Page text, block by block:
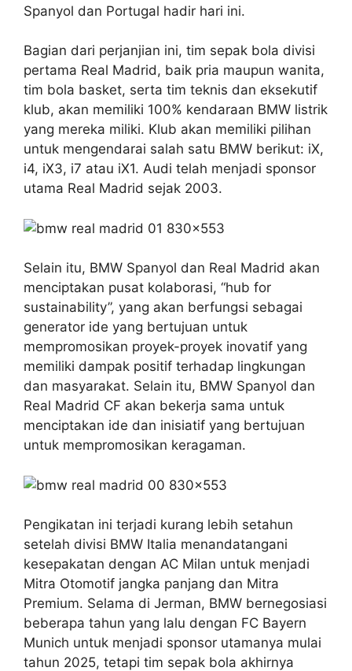
Spanyol dan Portugal hadir hari ini.
Bagian dari perjanjian ini, tim sepak bola divisi
pertama Real Madrid, baik pria maupun wanita,
tim bola basket, serta tim teknis dan eksekutif
klub, akan memiliki 100% kendaraan BMW listrik
yang mereka miliki. Klub akan memiliki pilihan
untuk mengendarai salah satu BMW berikut: iX,
i4, iX3, i7 atau iX1. Audi telah menjadi sponsor
utama Real Madrid sejak 2003.
Selain itu, BMW Spanyol dan Real Madrid akan
menciptakan pusat kolaborasi, “hub for
sustainability”, yang akan berfungsi sebagai
generator ide yang bertujuan untuk
mempromosikan proyek-proyek inovatif yang
memiliki dampak positif terhadap lingkungan
dan masyarakat. Selain itu, BMW Spanyol dan
Real Madrid CF akan bekerja sama untuk
menciptakan ide dan inisiatif yang bertujuan
untuk mempromosikan keragaman.
Pengikatan ini terjadi kurang lebih setahun
setelah divisi BMW Italia menandatangani
kesepakatan dengan AC Milan untuk menjadi
Mitra Otomotif jangka panjang dan Mitra
Premium. Selama di Jerman, BMW bernegosiasi
beberapa tahun yang lalu dengan FC Bayern
Munich untuk menjadi sponsor utamanya mulai
tahun 2025, tetapi tim sepak bola akhirnya